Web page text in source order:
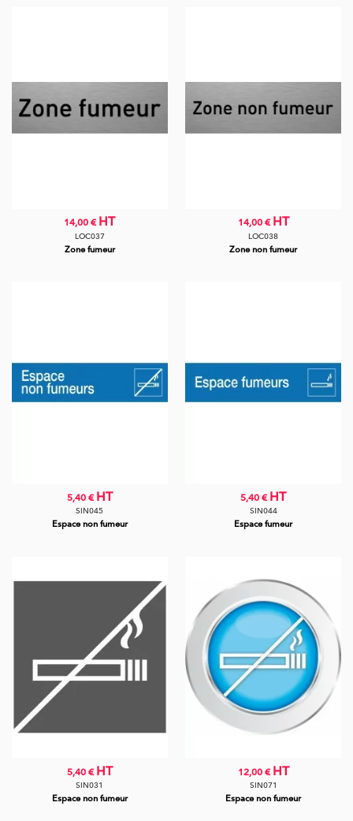
Zone fumeur
LOC037
14,00 € HT
Zone non fumeur
LOC038
14,00 € HT
Espace non fumeur
SIN045
5,40 € HT
Espace fumeur
SIN044
5,40 € HT
Espace non fumeur
SIN031
5,40 € HT
Espace non fumeur
SIN071
12,00 € HT